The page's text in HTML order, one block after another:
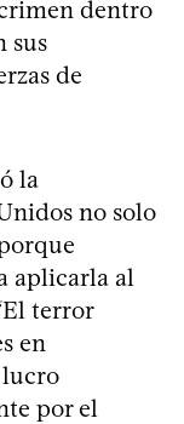
dentro
sus
de
la
no solo
aplicarla al
terror
en
lucro
por el